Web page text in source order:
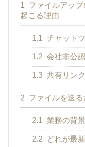
1 ファイルアッ
起こる理由
1.1 チャット
1.2 会社非公
1.3 共有リン
2 ファイルを送
2.1 業務の背
2.2 どれが最